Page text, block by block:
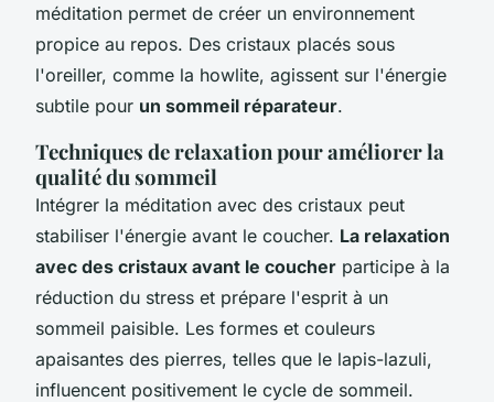
méditation permet de créer un environnement
propice au repos. Des cristaux placés sous
l'oreiller, comme la howlite, agissent sur l'énergie
subtile pour un sommeil réparateur.
Techniques de relaxation pour améliorer la
qualité du sommeil
Intégrer la méditation avec des cristaux peut
stabiliser l'énergie avant le coucher. La relaxation
avec des cristaux avant le coucher participe à la
réduction du stress et prépare l'esprit à un
sommeil paisible. Les formes et couleurs
apaisantes des pierres, telles que le lapis-lazuli,
influencent positivement le cycle de sommeil.